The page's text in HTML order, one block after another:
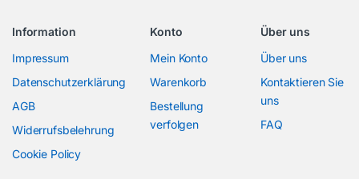
Information
Impressum
Datenschutzerklärung
AGB
Widerrufsbelehrung
Cookie Policy
Konto
Mein Konto
Warenkorb
Bestellung
verfolgen
Über uns
Über uns
Kontaktieren Sie
uns
FAQ